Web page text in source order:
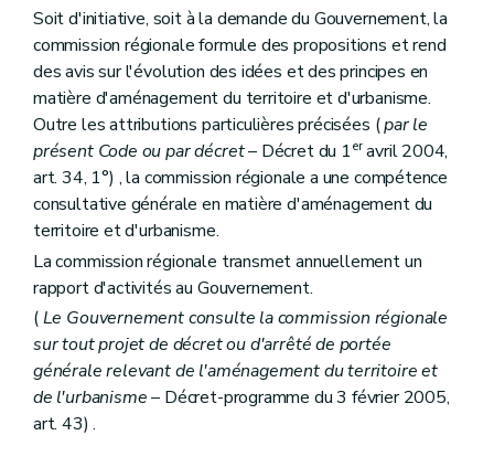
Sous-section 3 Du dossier de parc résidentiel de week-end
Art. 149
Chapitre V Des certificats d'urbanisme et des renseignements à fournir par les pouvoirs publics et les notaires
Art. 150
Art. 150bis
Art. 151
Art. 152
Titre VI Des infractions et des sanctions
Art. 153
Art. 154
Art. 155
Art. 156
Art. 157
Art. 158
Titre VII Des dispositions fiscales
Art. 160
Titre VIII Dispositions abrogatoires et transitoires des lois du 29 mars 1962 et du 22 décembre 1970
Art. 161
Art. 163
Soit d'initiative, soit à la demande du Gouvernement, la
commission régionale formule des propositions et rend
des avis sur l'évolution des idées et des principes en
matière d'aménagement du territoire et d'urbanisme.
Outre les attributions particulières précisées (par le
présent Code ou par décret– Décret du 1eravril 2004,
art. 34, 1°) , la commission régionale a une compétence
consultative générale en matière d'aménagement du
territoire et d'urbanisme.
La commission régionale transmet annuellement un
rapport d'activités au Gouvernement.
(Le Gouvernement consulte la commission régionale
sur tout projet de décret ou d'arrêté de portée
générale relevant de l'aménagement du territoire et
de l'urbanisme– Décret-programme du 3 février 2005,
art. 43) .